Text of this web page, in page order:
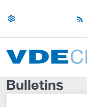
settings
Bulletins